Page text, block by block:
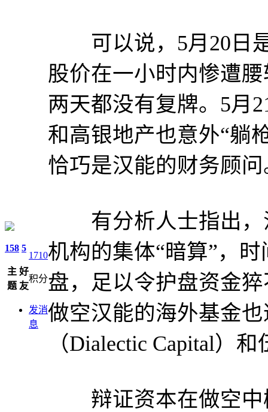
158
主
题
5
好
友
1710
积分
发消
息
可以说，5月20日是
股价在一小时内惨遭
两天都没有复牌。5月
和高银地产也意外“躺
恰巧是汉能的财务顾问
有分析人士指出，
机构的集体“暗算”，
盘，足以令护盘资金
做空汉能的海外基金
（Dialectic Capital）
辩证资本在做空中